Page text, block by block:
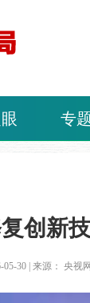
专
创新
30 | 来源： 央视网